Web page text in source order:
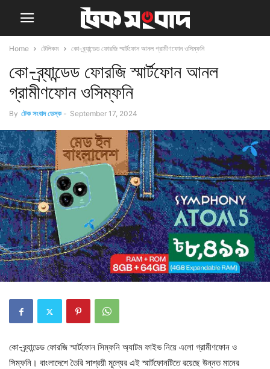
Home টেলিকম কো-ব্র্যান্ডেড ফোরজি স্মার্টফোন আনল গ্রামীণফোন ওসিম্ফনি
কো-ব্র্যান্ডেড ফোরজি স্মার্টফোন আনল
গ্রামীণফোন ওসিম্ফনি
By টেক সংবাদ ডেস্ক - September 17, 2024
কো-ব্র্যান্ডেড ফোরজি স্মার্টফোন সিম্ফনি অ্যাটম ফাইভ নিয়ে এলো গ্রামীণফোন ও
সিম্ফনি। বাংলাদেশে তৈরি সাশ্রয়ী মূল্যের এই স্মার্টফোনটিতে রয়েছে উন্নত মানের